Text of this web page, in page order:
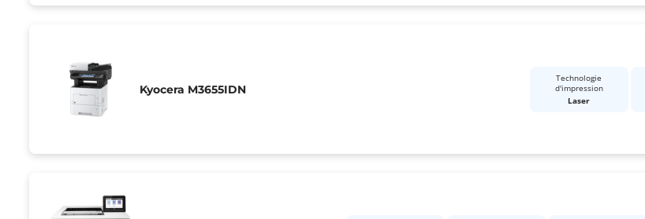
Kyocera M3655IDN
Technologie
d'impression
Laser